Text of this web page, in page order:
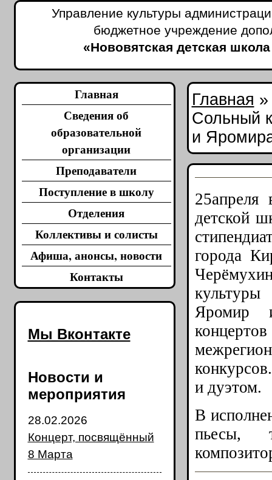
Главная
Сведения об
образовательной
организации
Преподаватели
Поступление в школу
Отделения
Коллективы и солисты
Афиша, анонсы, новости
Контакты
Мы Вконтакте
Новости и
мероприятия
28.02.2026
Концерт, посвящённый
8 Марта
Управление культуры
бюджетное учреждение
«Нововятская детская
Главная
Сольный
и
25апреля
детской
города
Яромир
и дуэтом.
В
пьесы,